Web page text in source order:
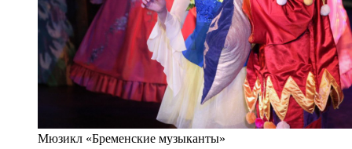
Мюзикл «Бременские музыканты»